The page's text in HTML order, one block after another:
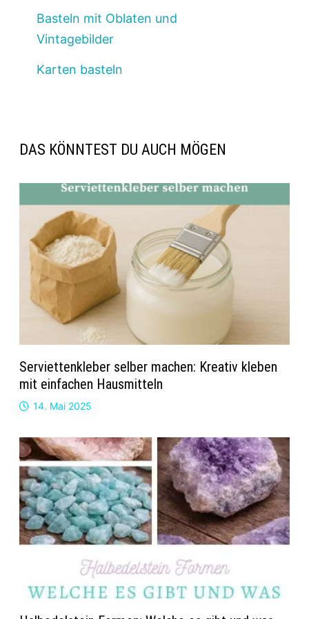
Basteln mit Oblaten und
Vintagebilder
Karten basteln
DAS KÖNNTEST DU AUCH MÖGEN
Serviettenkleber selber machen: Kreativ kleben
mit einfachen Hausmitteln
14. Mai 2025